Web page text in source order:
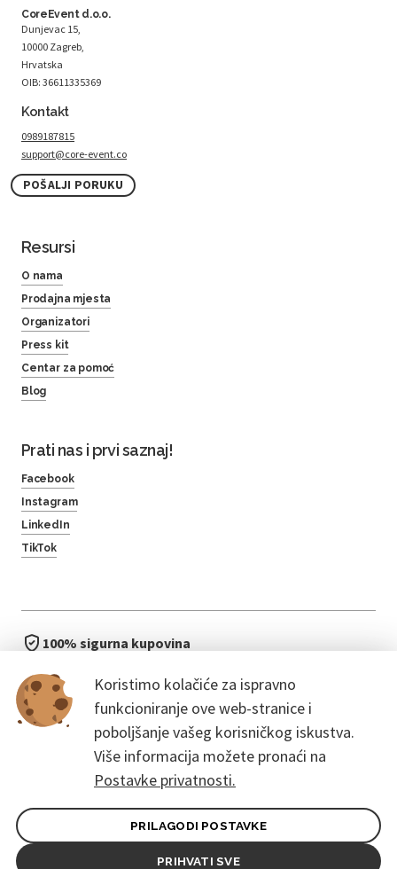
Koristimo kolačiće za ispravno
funkcioniranje ove web-stranice i
poboljšanje vašeg korisničkog iskustva.
Više informacija možete pronaći na
Postavke privatnosti.
PRILAGODI POSTAVKE
PRIHVATI SVE
CoreEvent d.o.o.
Dunjevac 15,
10000 Zagreb,
Hrvatska
OIB: 36611335369
Kontakt
0989187815
support@core-event.co
POŠALJI PORUKU
Resursi
O nama
Prodajna mjesta
Organizatori
Press kit
Centar za pomoć
Blog
Prati nas i prvi saznaj!
Facebook
Instagram
LinkedIn
TikTok
100% sigurna kupovina
bez čekanja u redu
Opći uvjeti ugovora za kupce
Pravila zaštite osobnih podataka